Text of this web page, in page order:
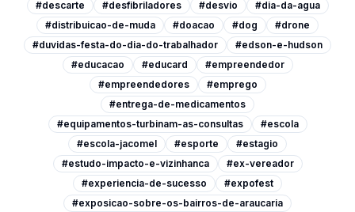
#descarte
#desfibriladores #desvio
#dia-da-agua
#distribuicao-de-muda
#doacao #dog
#drone
#duvidas-festa-do-dia-do-trabalhador
#edson-e-hudson
#educacao
#educard
#empreendedor
#empreendedores
#emprego
#entrega-de-medicamentos
#equipamentos-turbinam-as-consultas
#escola
#escola-jacomel
#esporte
#estagio
#estudo-impacto-e-vizinhanca
#ex-vereador
#experiencia-de-sucesso
#expofest
#exposicao-sobre-os-bairros-de-araucaria